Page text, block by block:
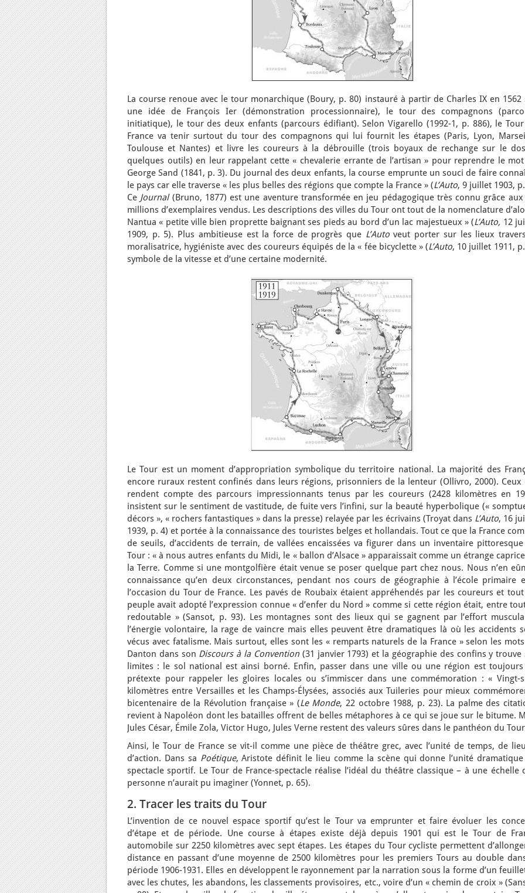
La course renoue avec le tour monarchique (Boury, p. 80) instauré à partir de Charles IX en 1562
une idée de François Ier (démonstration processionnaire), le tour des compagnons
initiatique), le tour des deux enfants (parcours édifiant). Selon Vigarello (1992-1, p. 886), le
France va tenir surtout du tour des compagnons qui lui fournit les étapes (Paris, Lyon,
Toulouse et Nantes) et livre les coureurs à la débrouille (trois boyaux de rechange sur le
quelques outils) en leur rappelant cette « chevalerie errante de l’artisan » pour reprendre le
George Sand (1841, p. 3). Du journal des deux enfants, la course emprunte un souci de faire
le pays car elle traverse « les plus belles des régions que compte la France » (L’Auto, 9 juillet 1903,
Ce Journal(Bruno, 1877) est une aventure transformée en jeu pédagogique très connu grâce
millions d’exemplaires vendus. Les descriptions des villes du Tour ont tout de la nomenclature
Nantua « petite ville bien proprette baignant ses pieds au bord d’un lac majestueux » (L’Auto, 12
1909, p. 5). Plus ambitieuse est la force de progrès que L’Autoveut porter sur les lieux
moralisatrice, hygiéniste avec des coureurs équipés de la « fée bicyclette » (L’Auto, 10 juillet 1911,
symbole de la vitesse et d’une certaine modernité.
Le Tour est un moment d’appropriation symbolique du territoire national. La majorité des
encore ruraux restent confinés dans leurs régions, prisonniers de la lenteur (Ollivro, 2000). Ceux
rendent compte des parcours impressionnants tenus par les coureurs (2428 kilomètres en
insistent sur le sentiment de vastitude, de fuite vers l’infini, sur la beauté hyperbolique («
décors », « rochers fantastiques » dans la presse) relayée par les écrivains (Troyat dans L’Auto, 16
1939, p. 4) et portée à la connaissance des touristes belges et hollandais. Tout ce que la France
de seuils, d’accidents de terrain, de vallées encaissées va figurer dans un inventaire
Tour : « à nous autres enfants du Midi, le « ballon d’Alsace » apparaissait comme un étrange
la Terre. Comme si une montgolfière était venue se poser quelque part chez nous. Nous n’en
connaissance qu’en deux circonstances, pendant nos cours de géographie à l’école primaire
l’occasion du Tour de France. Les pavés de Roubaix étaient appréhendés par les coureurs et
peuple avait adopté l’expression connue « d’enfer du Nord » comme si cette région était, entre
redoutable » (Sansot, p. 93). Les montagnes sont des lieux qui se gagnent par l’effort
l’énergie volontaire, la rage de vaincre mais elles peuvent être dramatiques là où les accidents
vécus avec fatalisme. Mais surtout, elles sont les « remparts naturels de la France » selon les
Danton dans son Discours à la Convention(31 janvier 1793) et la géographie des confins y trouve
limites : le sol national est ainsi borné. Enfin, passer dans une ville ou une région est
prétexte pour rappeler les gloires locales ou s’immiscer dans une commémoration : « Vingt-
kilomètres entre Versailles et les Champs-Élysées, associés aux Tuileries pour mieux
bicentenaire de la Révolution française » (Le Monde, 22 octobre 1988, p. 23). La palme des
revient à Napoléon dont les batailles offrent de belles métaphores à ce qui se joue sur le bitume.
Jules César, Émile Zola, Victor Hugo, Jules Verne restent des valeurs sûres dans le panthéon du
Ainsi, le Tour de France se vit-il comme une pièce de théâtre grec, avec l’unité de temps, de
d’action. Dans sa Poétique, Aristote définit le lieu comme la scène qui donne l’unité
spectacle sportif. Le Tour de France-spectacle réalise l’idéal du théâtre classique – à une échelle
personne n’aurait pu imaginer (Yonnet, p. 65).
2. Tracer les traits du Tour
L’invention de ce nouvel espace sportif qu’est le Tour va emprunter et faire évoluer les
d’étape et de période. Une course à étapes existe déjà depuis 1901 qui est le Tour de
automobile sur 2250 kilomètres avec sept étapes. Les étapes du Tour cycliste permettent
distance en passant d’une moyenne de 2500 kilomètres pour les premiers Tours au double
période 1906-1931. Elles en développent le rayonnement par la narration sous la forme d’un
avec les chutes, les abandons, les classements provisoires, etc., voire d’un « chemin de croix »